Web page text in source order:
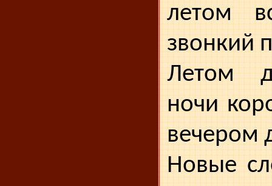
летом
звонкий
Летом
ночи
вечером
Новые